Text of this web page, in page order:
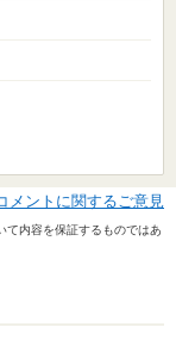
メントに関するご意見
内容を保証するものではあ